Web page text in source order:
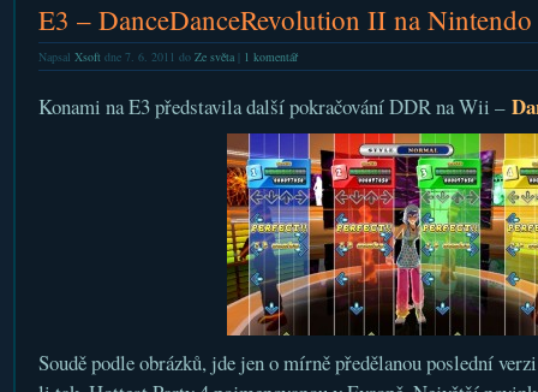
E3 – DanceDanceRevolution II na
Napsal Xsoftdne 7. 6. 2011 do Ze světa| 1 komentář
Konami na E3 představila další pokračování DDR na Wii –
Soudě podle obrázků, jde jen o mírně předělanou poslední